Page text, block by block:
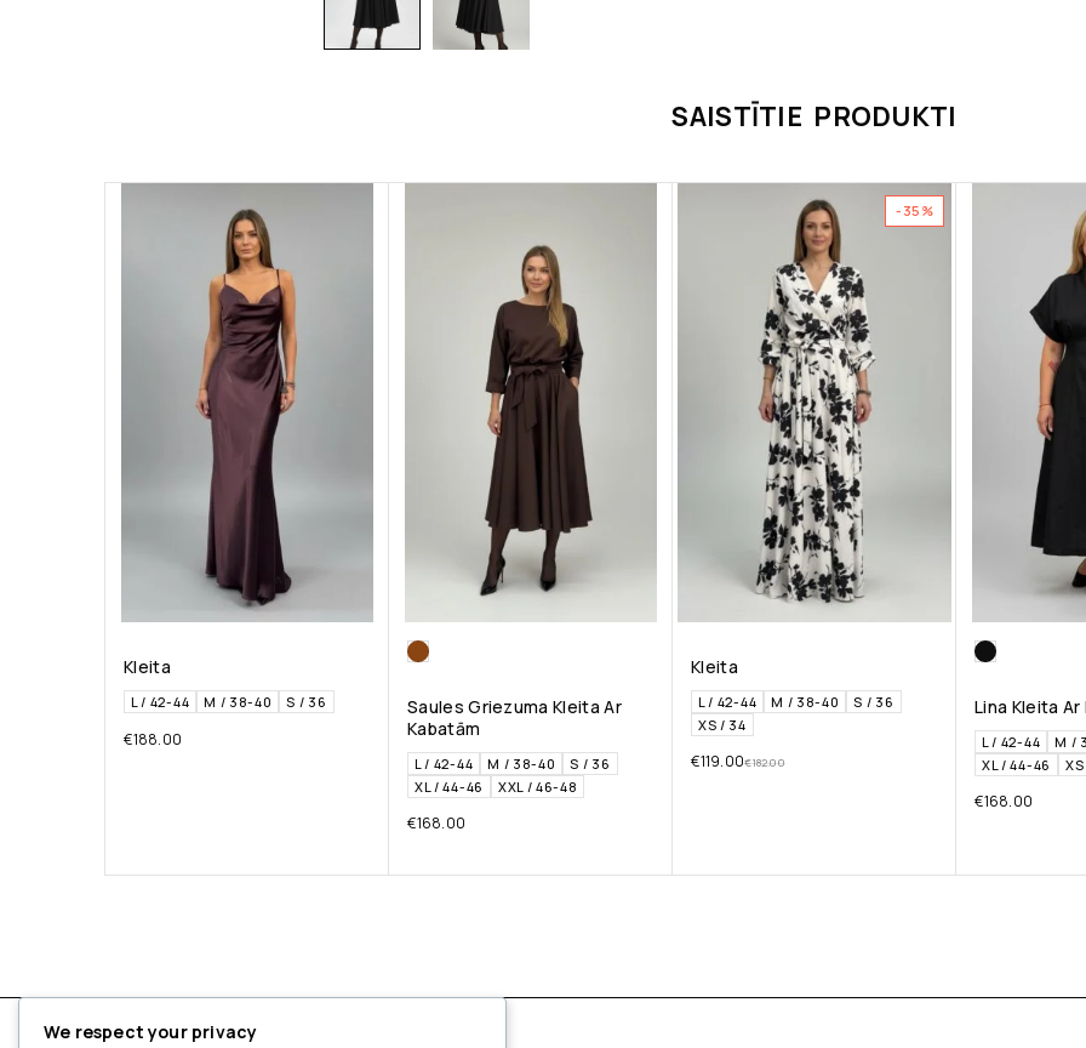
SAISTĪTIE PRODUKTI
Kleita
L / 42-44 M / 38-40 S / 36
€188.00
Saules Griezuma Kleita Ar
Kabatām
L / 42-44 M / 38-40
S / 36
XL / 44-46
XXL / 46-48
€168.00
-35%
Kleita
L / 42-44 M / 38-40
S / 36
XS / 34
€182.00
€119.00
Lina Kleita
L / 42-44
M /
XL / 44-46
€168.00
We respect your privacy